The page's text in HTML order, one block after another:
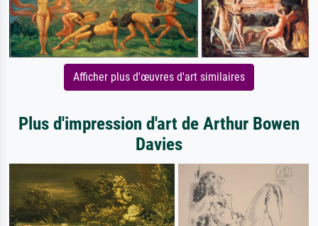
Afficher plus d'œuvres d'art similaires
Plus d'impression d'art de Arthur Bowen
Davies